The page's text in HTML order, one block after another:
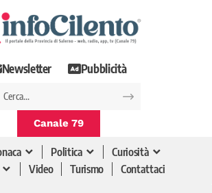
Newsletter Pubblicità
Canale 79
Politica
Curiosità
Video Turismo Contattaci